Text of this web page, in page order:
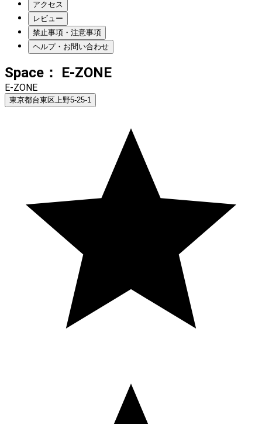
アクセス
レビュー
禁止事項・注意事項
ヘルプ・お問い合わせ
Space： E-ZONE
E-ZONE
東京都台東区上野5-25-1